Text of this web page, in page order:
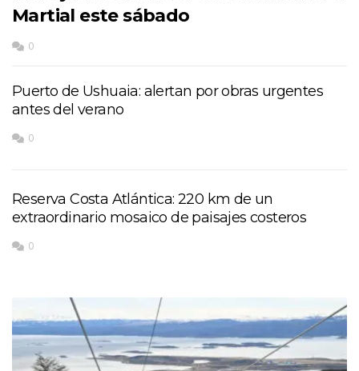
Martial este sábado
0
Puerto de Ushuaia: alertan por obras urgentes
antes del verano
0
Reserva Costa Atlántica: 220 km de un
extraordinario mosaico de paisajes costeros
0